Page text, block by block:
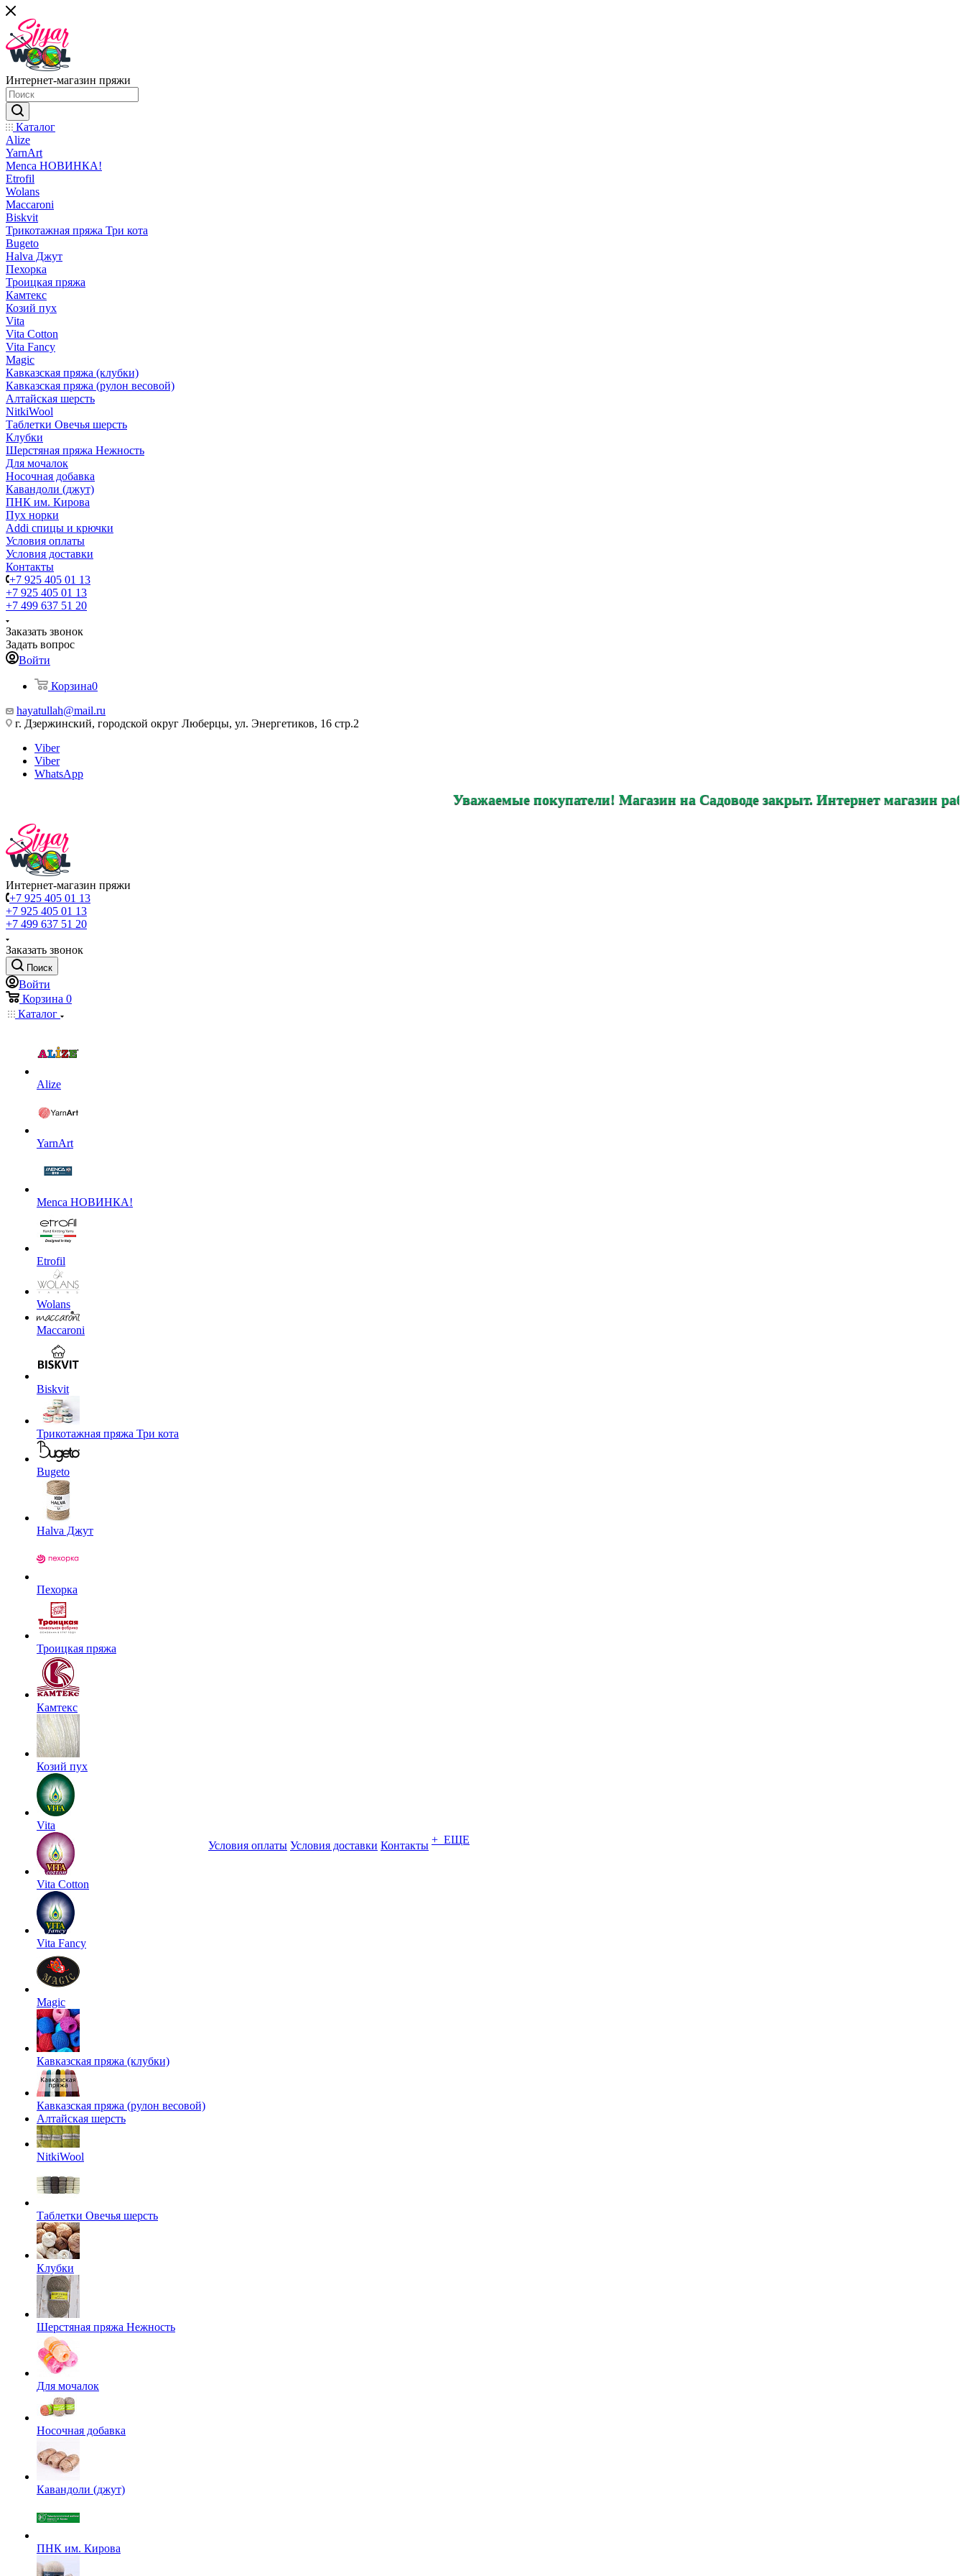
Интернет-магазин пряжи
Каталог
Alize
YarnArt
Menca НОВИНКА!
Etrofil
Wolans
Maccaroni
Biskvit
Трикотажная пряжа Три кота
Bugeto
Halva Джут
Пехорка
Троицкая пряжа
Камтекс
Козий пух
Vita
Vita Cotton
Vita Fancy
Magic
Кавказская пряжа (клубки)
Кавказская пряжа (рулон весовой)
Алтайская шерсть
NitkiWool
Таблетки Овечья шерсть
Клубки
Шерстяная пряжа Нежность
Для мочалок
Носочная добавка
Кавандоли (джут)
ПНК им. Кирова
Пух норки
Addi спицы и крючки
Условия оплаты
Условия доставки
Контакты
+7 925 405 01 13
+7 925 405 01 13
+7 499 637 51 20
Заказать звонок
Задать вопрос
Войти
Корзина0
hayatullah@mail.ru
г. Дзержинский, городской округ Люберцы, ул. Энергетиков, 16 стр.2
Viber
Viber
WhatsApp
Уважаемые покупатели! Магазин на Садоводе закрыт. Интернет магазин работает
Интернет-магазин пряжи
+7 925 405 01 13
+7 925 405 01 13
+7 499 637 51 20
Заказать звонок
Поиск
Войти
Корзина 0
Каталог
Alize
YarnArt
Menca НОВИНКА!
Etrofil
Wolans
Maccaroni
Biskvit
Трикотажная пряжа Три кота
Bugeto
Halva Джут
Пехорка
Троицкая пряжа
Камтекс
Козий пух
Vita
Vita Cotton
Vita Fancy
Magic
Кавказская пряжа (клубки)
Кавказская пряжа (рулон весовой)
Алтайская шерсть
NitkiWool
Таблетки Овечья шерсть
Клубки
Шерстяная пряжа Нежность
Для мочалок
Носочная добавка
Кавандоли (джут)
ПНК им. Кирова
Условия оплаты Условия доставки Контакты + ЕЩЕ